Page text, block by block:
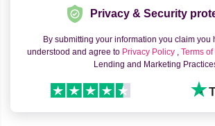
Privacy & Security
By submitting your information you claim you
understood and agree to Privacy Policy , Terms of
Lending and Marketing